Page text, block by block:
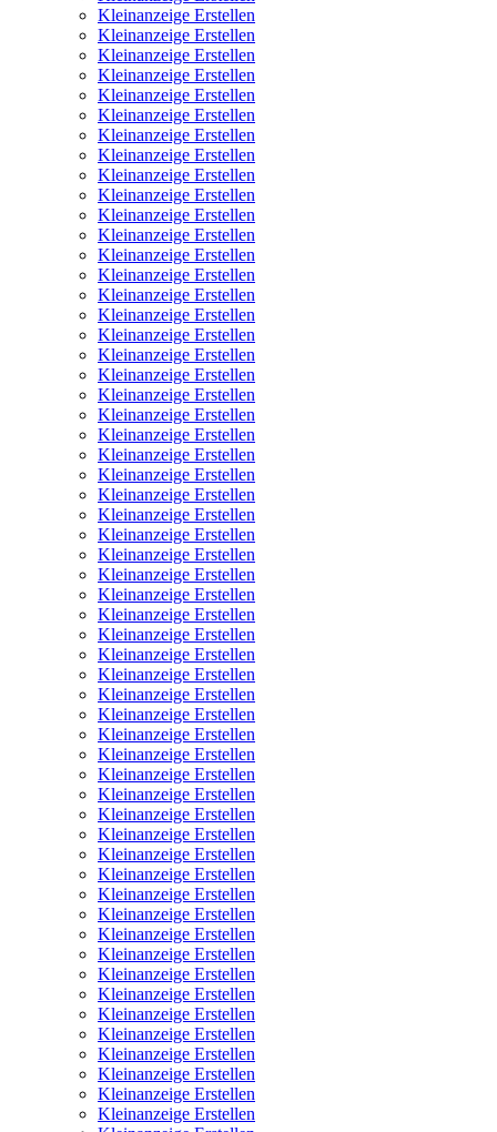
Kleinanzeige Erstellen
Kleinanzeige Erstellen
Kleinanzeige Erstellen
Kleinanzeige Erstellen
Kleinanzeige Erstellen
Kleinanzeige Erstellen
Kleinanzeige Erstellen
Kleinanzeige Erstellen
Kleinanzeige Erstellen
Kleinanzeige Erstellen
Kleinanzeige Erstellen
Kleinanzeige Erstellen
Kleinanzeige Erstellen
Kleinanzeige Erstellen
Kleinanzeige Erstellen
Kleinanzeige Erstellen
Kleinanzeige Erstellen
Kleinanzeige Erstellen
Kleinanzeige Erstellen
Kleinanzeige Erstellen
Kleinanzeige Erstellen
Kleinanzeige Erstellen
Kleinanzeige Erstellen
Kleinanzeige Erstellen
Kleinanzeige Erstellen
Kleinanzeige Erstellen
Kleinanzeige Erstellen
Kleinanzeige Erstellen
Kleinanzeige Erstellen
Kleinanzeige Erstellen
Kleinanzeige Erstellen
Kleinanzeige Erstellen
Kleinanzeige Erstellen
Kleinanzeige Erstellen
Kleinanzeige Erstellen
Kleinanzeige Erstellen
Kleinanzeige Erstellen
Kleinanzeige Erstellen
Kleinanzeige Erstellen
Kleinanzeige Erstellen
Kleinanzeige Erstellen
Kleinanzeige Erstellen
Kleinanzeige Erstellen
Kleinanzeige Erstellen
Kleinanzeige Erstellen
Kleinanzeige Erstellen
Kleinanzeige Erstellen
Kleinanzeige Erstellen
Kleinanzeige Erstellen
Kleinanzeige Erstellen
Kleinanzeige Erstellen
Kleinanzeige Erstellen
Kleinanzeige Erstellen
Kleinanzeige Erstellen
Kleinanzeige Erstellen
Kleinanzeige Erstellen